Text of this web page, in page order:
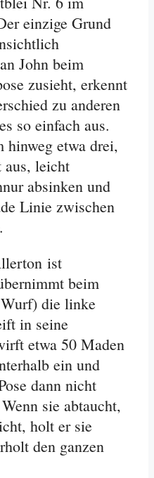
einzige Grund
John beim
zusieht, erkennt
zu anderen
so einfach aus.
etwa drei,
aus, leicht
absinken und
Linie zwischen
ist
beim
die linke
in seine
etwa 50 Maden
ein und
dann nicht
sie abtaucht,
holt er sie
den ganzen